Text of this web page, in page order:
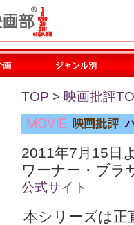
TOP > 映画批評
2011年7月15日
ワーナー・ブラ
公式サイト
本シリーズは正